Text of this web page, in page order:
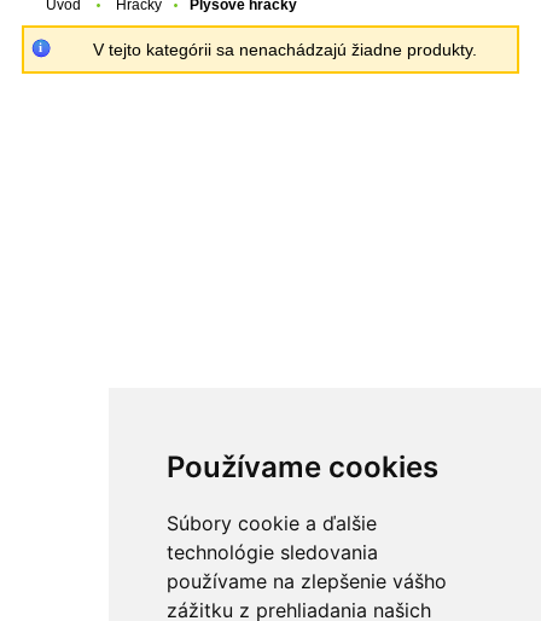
Používame cookies
Súbory cookie a ďalšie
technológie sledovania
používame na zlepšenie vášho
zážitku z prehliadania našich
Úvod Hračky Plyšové hračky
V tejto kategórii sa nenachádzajú žiadne produkty.